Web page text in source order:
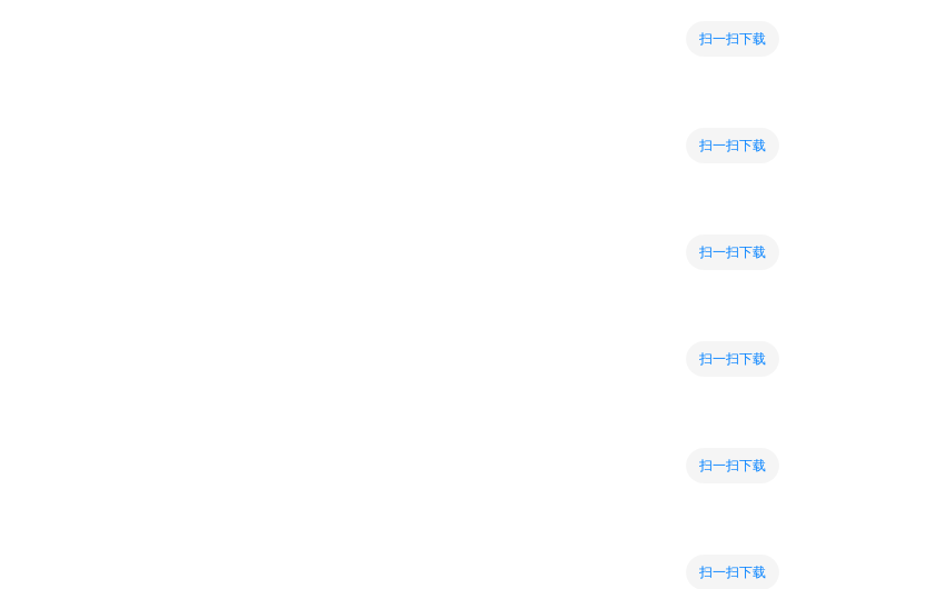
扫一扫下载
扫一扫下载
扫一扫下载
扫一扫下载
扫一扫下载
扫一扫下载